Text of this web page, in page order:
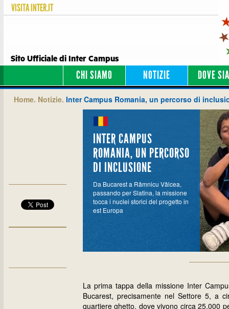
VISITAINTER.IT
Sito Ufficiale di Inter Campus
CHI SIAMO NOTIZIE DOVE
Home. Notizie. Inter Campus Romania, un percorso di
INTER CAMPUS
ROMANIA, UN PERCORSO
DI INCLUSIONE
Da Bucarest a Râmnicu Vâlcea,
passando per Slatina, la missione
tocca i nuclei storici del progetto in
est Europa
La prima tappa della missione Inter
Bucarest, precisamente nel Settore 5, a
quartiere ghetto, dove vivono circa 25.000